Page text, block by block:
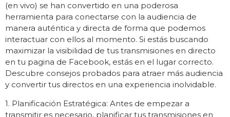
(en vivo) se han convertido en una poderosa
herramienta para conectarse con la audiencia de
manera auténtica y directa de forma que podemos
interactuar con ellos al momento. Si estás buscando
maximizar la visibilidad de tus transmisiones en directo
en tu pagina de Facebook, estás en el lugar correcto.
Descubre consejos probados para atraer más audiencia
y convertir tus directos en una experiencia inolvidable.
1. Planificación Estratégica: Antes de empezar a
transmitir es necesario, planificar tus transmisiones en